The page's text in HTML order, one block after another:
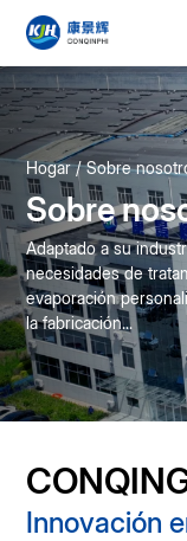
Hogar Sobre
Sobre
Adaptado a su
necesidades de
evaporación
la fabricación...
Innovación